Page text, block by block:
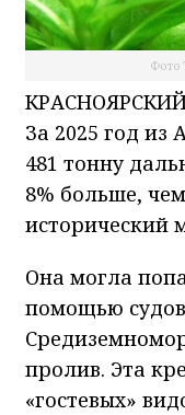
Фото
За 2025 год из
481 тонну
8% больше,
исторический
Она могла
помощью
пролив. Эта
«гостевых»